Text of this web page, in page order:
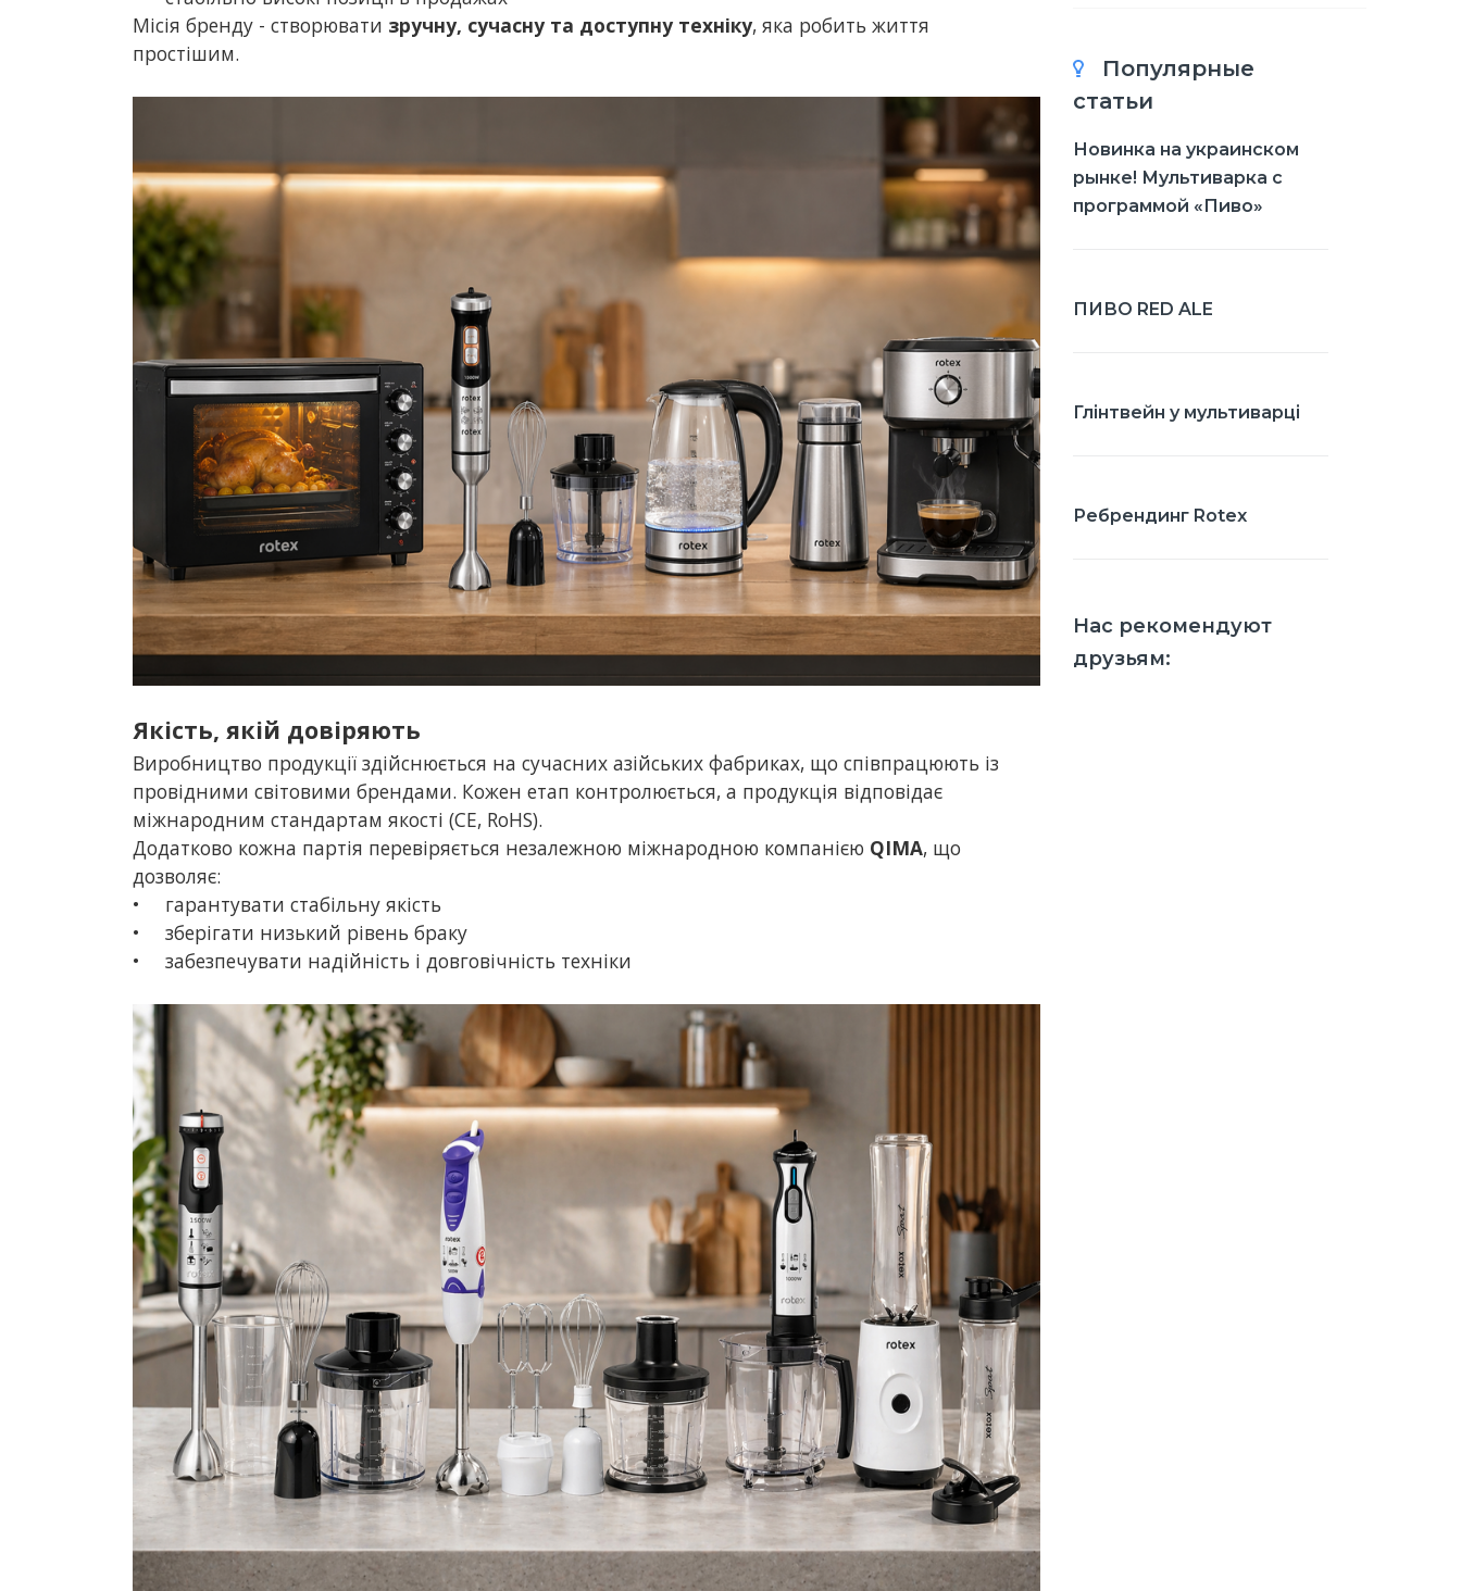
Місія бренду - створювати зручну, сучасну та доступну техніку, яка робить життя
простішим.
Якість, якій довіряють
Виробництво продукції здійснюється на сучасних азійських фабриках, що співпрацюють із
провідними світовими брендами. Кожен етап контролюється, а продукція відповідає
міжнародним стандартам якості (CE, RoHS).
Додатково кожна партія перевіряється незалежною міжнародною компанією QIMA, що
дозволяє:
•
гарантувати стабільну якість
•
зберігати низький рівень браку
•
забезпечувати надійність і довговічність техніки
Популярные
статьи
Новинка на украинском
рынке! Мультиварка с
программой «Пиво»
ПИВО RED ALE
Глінтвейн у мультиварці
Ребрендинг Rotex
Нас рекомендуют
друзьям: